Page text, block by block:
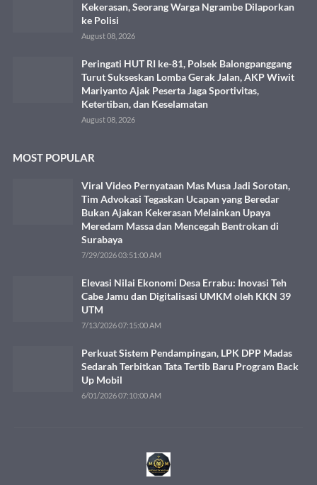
Kekerasan, Seorang Warga Ngrambe Dilaporkan
ke Polisi
August 08, 2026
Peringati HUT RI ke-81, Polsek Balongpanggang
Turut Sukseskan Lomba Gerak Jalan, AKP Wiwit
Mariyanto Ajak Peserta Jaga Sportivitas,
Ketertiban, dan Keselamatan
August 08, 2026
MOST POPULAR
Viral Video Pernyataan Mas Musa Jadi Sorotan,
Tim Advokasi Tegaskan Ucapan yang Beredar
Bukan Ajakan Kekerasan Melainkan Upaya
Meredam Massa dan Mencegah Bentrokan di
Surabaya
7/29/2026 03:51:00 AM
Elevasi Nilai Ekonomi Desa Errabu: Inovasi Teh
Cabe Jamu dan Digitalisasi UMKM oleh KKN 39
UTM
7/13/2026 07:15:00 AM
Perkuat Sistem Pendampingan, LPK DPP Madas
Sedarah Terbitkan Tata Tertib Baru Program Back
Up Mobil
6/01/2026 07:10:00 AM